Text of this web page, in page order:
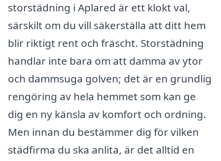
storstädning i Aplared är ett klokt val,
särskilt om du vill säkerställa att ditt hem
blir riktigt rent och fräscht. Storstädning
handlar inte bara om att damma av ytor
och dammsuga golven; det är en grundlig
rengöring av hela hemmet som kan ge
dig en ny känsla av komfort och ordning.
Men innan du bestämmer dig för vilken
städfirma du ska anlita, är det alltid en